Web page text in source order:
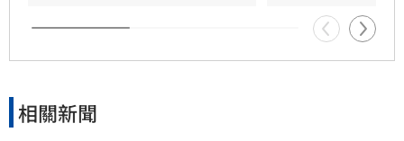
相關新聞